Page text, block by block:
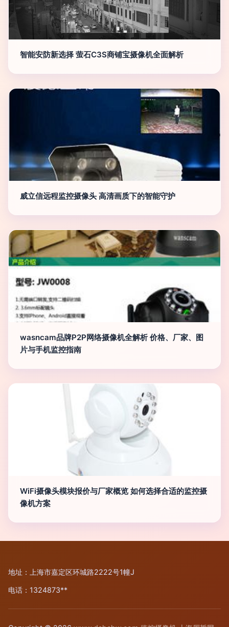
智能安防新选择 萤石C3S商铺宝摄像机全面解析
威立信远程监控摄像头 高清画质下的智能守护
wasncam品牌P2P网络摄像机全解析 价格、厂家、图
片与手机监控指南
WiFi摄像头模块报价与厂家概览 如何选择合适的监控摄
像机方案
地址：上海市嘉定区环城路2222号1幢J
电话：1324873**